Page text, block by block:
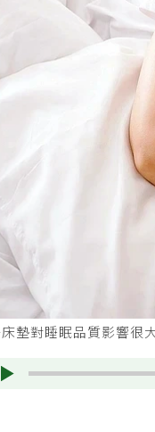
墊對睡眠品質影響很